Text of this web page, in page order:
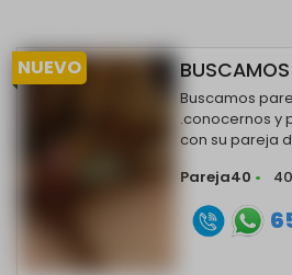
NUEVO
Buscamos
.conocernos y
con su pareja
Pareja40 •